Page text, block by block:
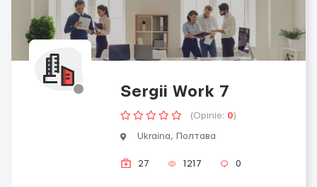
Sergii Work 7
(Opinie: 0)
Ukraina, Полтава
27 1217 0